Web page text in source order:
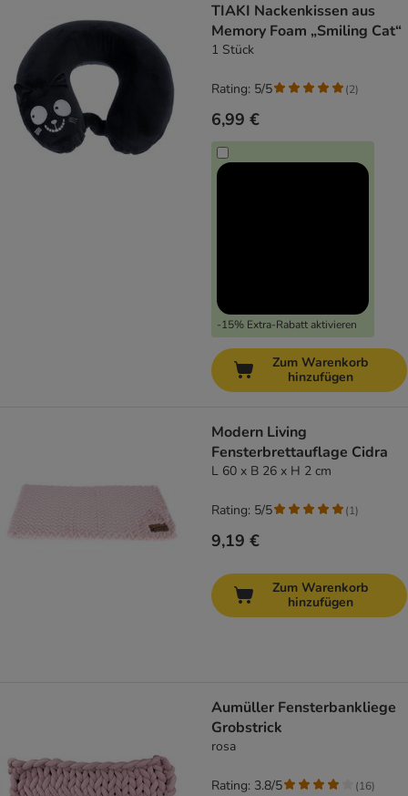
TIAKI Nackenkissen aus
Memory Foam „Smiling Cat“
1 Stück
6,99 €
-15% Extra-Rabatt aktivieren
Rating: 5/5 (2)
Zum Warenkorb
hinzufügen
Modern Living
Fensterbrettauflage Cidra
L 60 x B 26 x H 2 cm
9,19 €
Rating: 5/5 (1)
Zum Warenkorb
hinzufügen
Aumüller Fensterbankliege
Grobstrick
rosa
Rating: 3.8/5 (16)